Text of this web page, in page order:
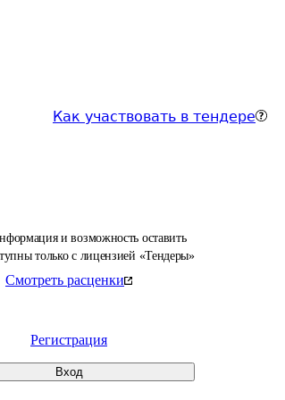
Как участвовать в тендере
и возможность оставить
только с лицензией «Тендеры»
Смотреть расценки
Регистрация
Вход